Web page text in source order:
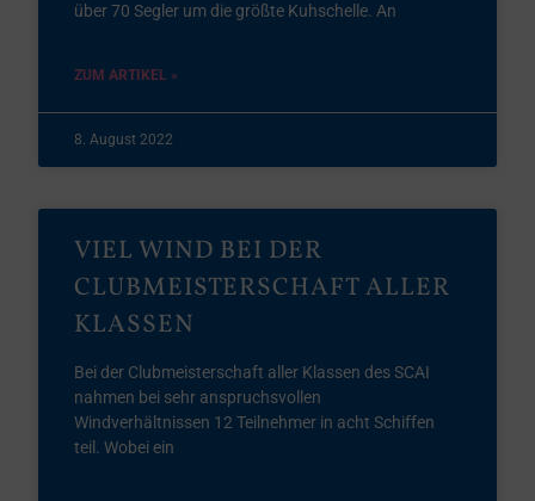
über 70 Segler um die größte Kuhschelle. An
ZUM ARTIKEL »
8. August 2022
VIEL WIND BEI DER
CLUBMEISTERSCHAFT ALLER
KLASSEN
Bei der Clubmeisterschaft aller Klassen des SCAI
nahmen bei sehr anspruchsvollen
Windverhältnissen 12 Teilnehmer in acht Schiffen
teil. Wobei ein